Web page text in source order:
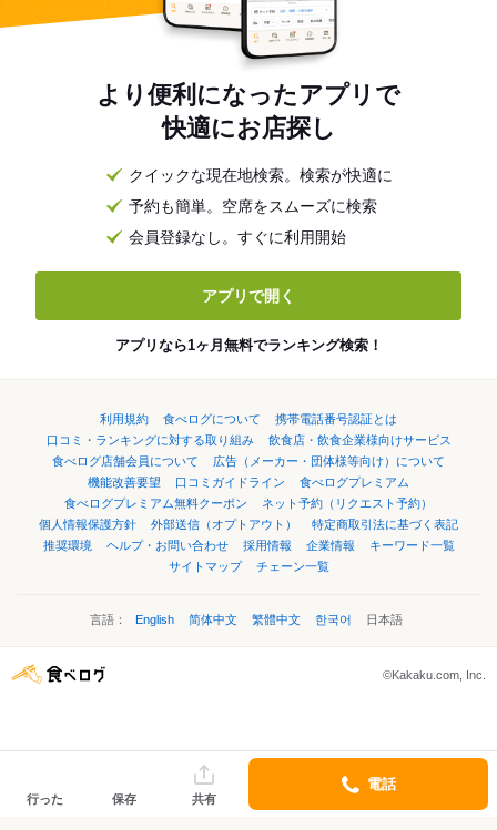
より便利になったアプリで
快適にお店探し
クイックな現在地検索。検索が快適に
予約も簡単。空席をスムーズに検索
会員登録なし。すぐに利用開始
アプリで開く
アプリなら1ヶ月無料でランキング検索！
利用規約 食べログについて
携帯電話番号認証とは
口コミ・ランキングに対する取り組み
飲食店・飲食企業様向けサービス
食べログ店舗会員について
広告（メーカー・団体様等向け）について
機能改善要望
口コミガイドライン
食べログプレミアム
食べログプレミアム無料クーポン
ネット予約（リクエスト予約）
個人情報保護方針
外部送信（オプトアウト）
特定商取引法に基づく表記
推奨環境
ヘルプ・お問い合わせ 採用情報 企業情報
キーワード一覧
サイトマップ
チェーン一覧
言語： English 简体中文 繁體中文 한국어 日本語
©Kakaku.com, Inc.
行った 保存 共有
電話